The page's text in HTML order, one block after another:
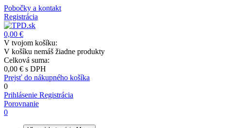
Pobočky a kontakt
Registrácia
0,00 €
V tvojom košíku:
V košíku nemáš žiadne produkty
Celková suma:
0,00 € s DPH
Prejsť do nákupného košíka
0
Prihlásenie Registrácia
Porovnanie
0